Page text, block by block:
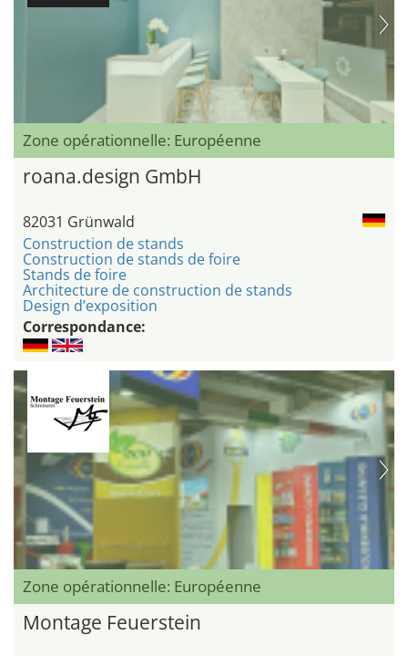
Zone opérationnelle: Européenne
roana.design GmbH
82031 Grünwald
Construction de stands
Construction de stands de foire
Stands de foire
Architecture de construction de stands
Design d’exposition
Correspondance:
Zone opérationnelle: Européenne
Montage Feuerstein